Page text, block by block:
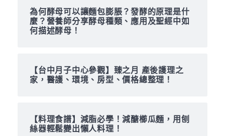
為何酵母可以讓麵包膨脹？發酵的原理是什
麼？營養師分享酵母種類、應用及聖經中如
何描述酵母！
【台中月子中心參觀】臻之月 產後護理之
家，醫護、環境、房型、價格總整理！
【料理食譜】減脂必學！減醣櫛瓜麵，用刨
絲器輕鬆變出懶人料理！